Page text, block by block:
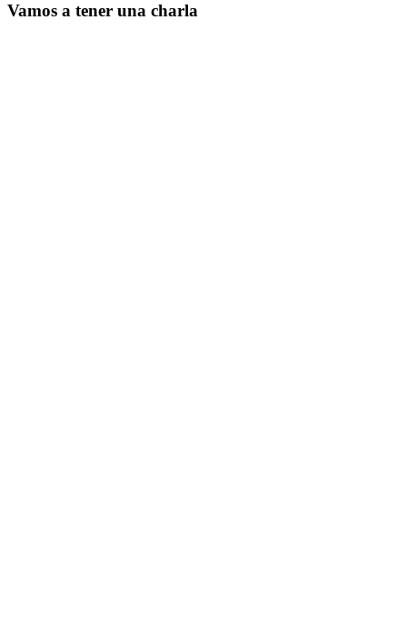
Vamos a tener una charla